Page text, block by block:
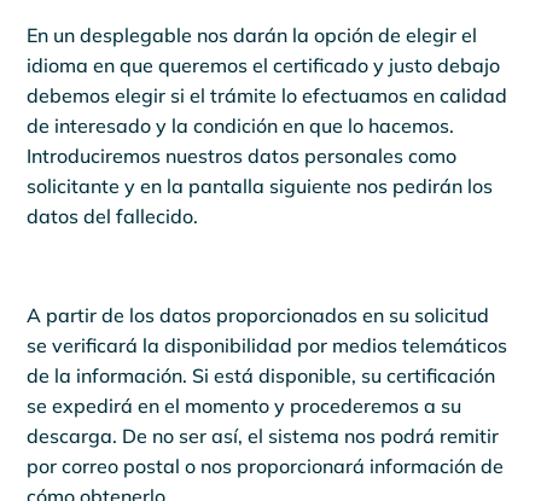
En un desplegable nos darán la opción de elegir el
idioma en que queremos el certificado y justo debajo
debemos elegir si el trámite lo efectuamos en calidad
de interesado y la condición en que lo hacemos.
Introduciremos nuestros datos personales como
solicitante y en la pantalla siguiente nos pedirán los
datos del fallecido.
A partir de los datos proporcionados en su solicitud
se verificará la disponibilidad por medios telemáticos
de la información. Si está disponible, su certificación
se expedirá en el momento y procederemos a su
descarga. De no ser así, el sistema nos podrá remitir
por correo postal o nos proporcionará información de